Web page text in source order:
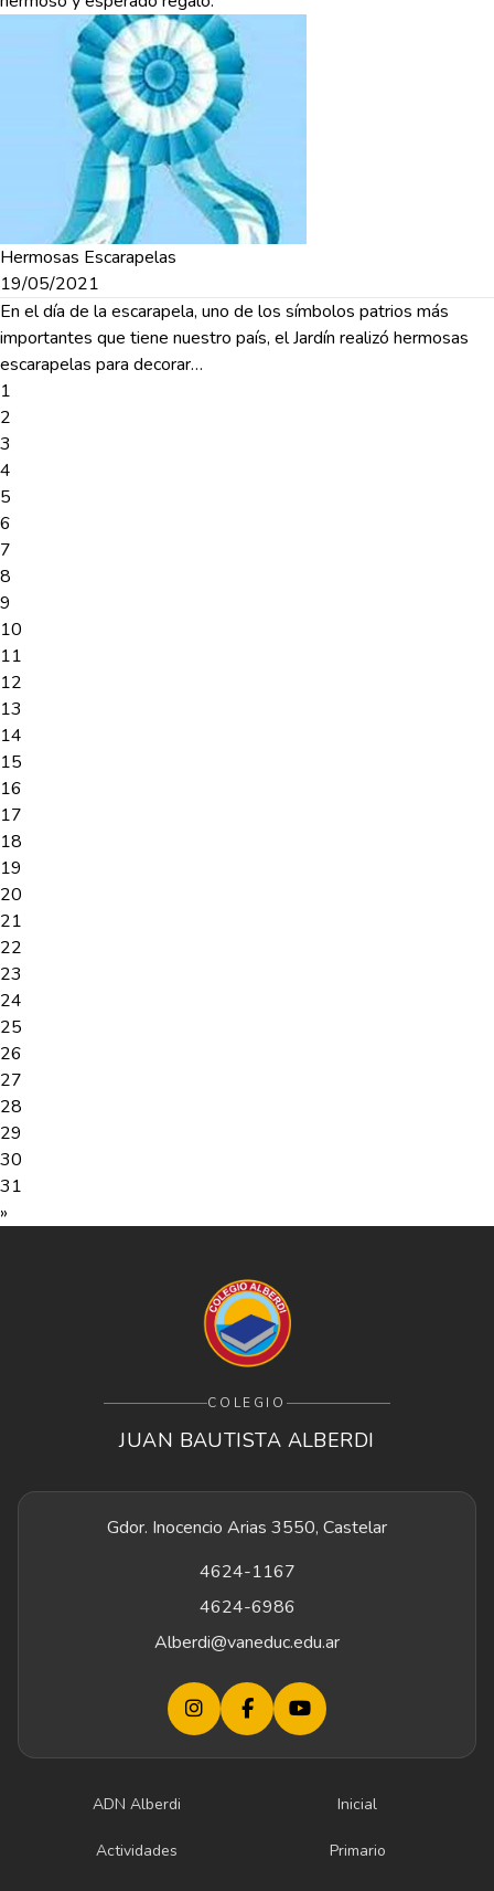
Hermosas Escarapelas
19/05/2021
En el día de la escarapela, uno de los símbolos patrios más
importantes que tiene nuestro país, el Jardín realizó hermosas
escarapelas para decorar…
1
2
3
4
5
6
7
8
9
10
11
12
13
14
15
16
17
18
19
20
21
22
23
24
25
26
27
28
29
30
31
»
COLEGIO
JUAN BAUTISTA ALBERDI
Gdor. Inocencio Arias 3550, Castelar
4624-1167
4624-6986
Alberdi@vaneduc.edu.ar
ADN Alberdi Inicial
Actividades Primario